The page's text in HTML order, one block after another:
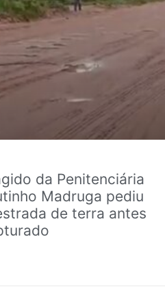
da Penitenciária
Madruga pediu
de terra antes